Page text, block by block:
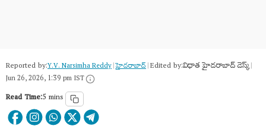
Reported by:Y.V. Narsimha Reddy|హైదరాబాద్​|Edited by:విధాత హైదరాబాద్ డెస్క్|
Jun 26, 2026, 1:39 pm IST
Read Time:5 mins